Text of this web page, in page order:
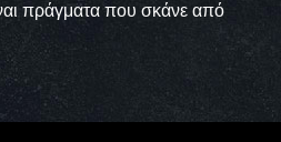
πράγματα που σκάνε από